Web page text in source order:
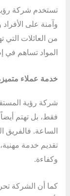
تستخدم شركة
وآمنة على الأفراد
من العائلات
المواد تساهم
خدمة عملاء
شركة رؤية
فقط، بل تهتم
الساعة. فالفريق
تقديم خدمة
وكفاءة.
كما أن الشركة